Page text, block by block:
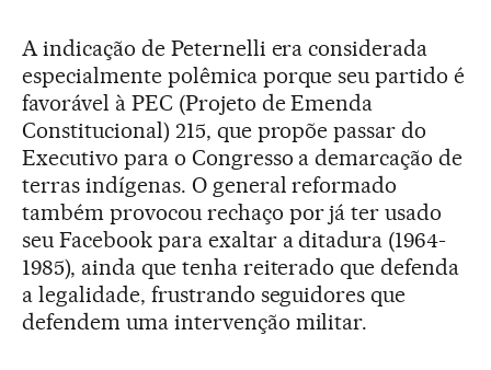
A indicação de Peternelli era considerada
especialmente polêmica porque seu partido é
favorável à PEC (Projeto de Emenda
Constitucional) 215, que propõe passar do
Executivo para o Congresso a demarcação de
terras indígenas. O general reformado
também provocou rechaço por já ter usado
seu Facebook para exaltar a ditadura (1964-
1985), ainda que tenha reiterado que defenda
a legalidade, frustrando seguidores que
defendem uma intervenção militar.